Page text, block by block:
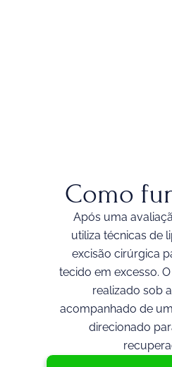
Como
Após uma
utiliza técnicas de
excisão cirúrgica
tecido em excesso.
realizado sob
acompanhado de
direcionado